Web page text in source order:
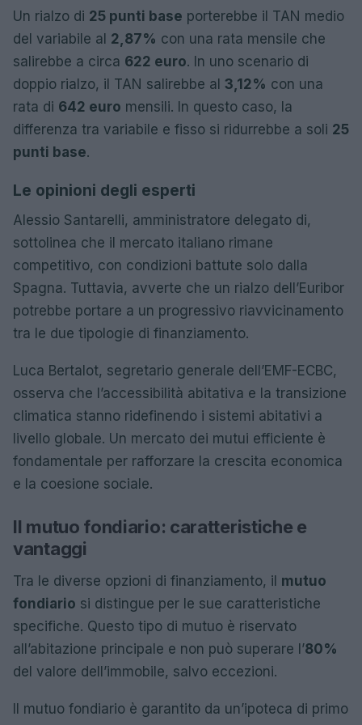
Un rialzo di 25 punti base porterebbe il TAN medio
del variabile al 2,87% con una rata mensile che
salirebbe a circa 622 euro. In uno scenario di
doppio rialzo, il TAN salirebbe al 3,12% con una
rata di 642 euro mensili. In questo caso, la
differenza tra variabile e fisso si ridurrebbe a soli 25
punti base.
Le opinioni degli esperti
Alessio Santarelli, amministratore delegato di,
sottolinea che il mercato italiano rimane
competitivo, con condizioni battute solo dalla
Spagna. Tuttavia, avverte che un rialzo dell’Euribor
potrebbe portare a un progressivo riavvicinamento
tra le due tipologie di finanziamento.
Luca Bertalot, segretario generale dell’EMF-ECBC,
osserva che l’accessibilità abitativa e la transizione
climatica stanno ridefinendo i sistemi abitativi a
livello globale. Un mercato dei mutui efficiente è
fondamentale per rafforzare la crescita economica
e la coesione sociale.
Il mutuo fondiario: caratteristiche e
vantaggi
Tra le diverse opzioni di finanziamento, il mutuo
fondiario si distingue per le sue caratteristiche
specifiche. Questo tipo di mutuo è riservato
all’abitazione principale e non può superare l’80%
del valore dell’immobile, salvo eccezioni.
Il mutuo fondiario è garantito da un’ipoteca di primo